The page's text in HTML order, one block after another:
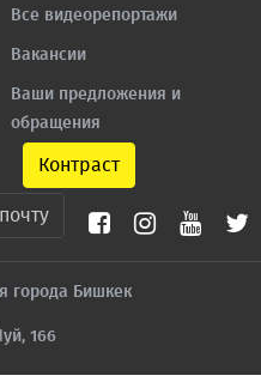
Все видеорепортажи
Вакансии
Ваши предложения и
обращения
Контраст
города Бишкек
166